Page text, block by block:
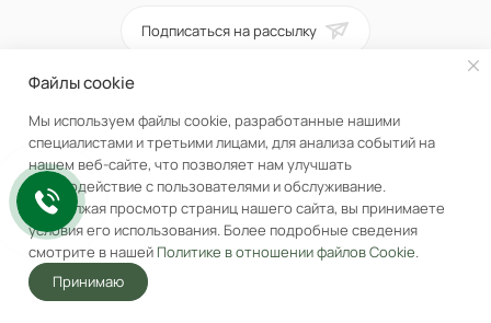
Подписаться на рассылку
Файлы cookie
Мы используем файлы cookie, разработанные нашими
специалистами и третьими лицами, для анализа событий на
нашем веб-сайте, что позволяет нам улучшать
взаимодействие с пользователями и обслуживание.
Продолжая просмотр страниц нашего сайта, вы принимаете
условия его использования. Более подробные сведения
смотрите в нашей Политике в отношении файлов Cookie.
Принимаю
Главная Акции